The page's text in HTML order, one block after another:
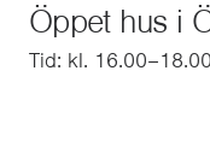
Öppet hus i
Tid: kl. 16.00–18.00